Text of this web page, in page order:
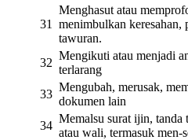
31
Menghasut atau
menimbulkan keresahan,
tawuran.
32
Mengikuti atau menjadi
terlarang
33
Mengubah, merusak,
dokumen lain
34
Memalsu surat ijin, tanda
atau wali, termasuk men-